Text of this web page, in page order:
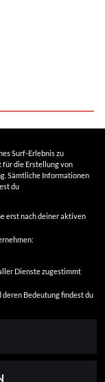
Surf-Erlebnis zu
für die Erstellung von
Sämtliche Informationen
du
erst nach deiner aktiven
Dienste zugestimmt
Bedeutung findest du